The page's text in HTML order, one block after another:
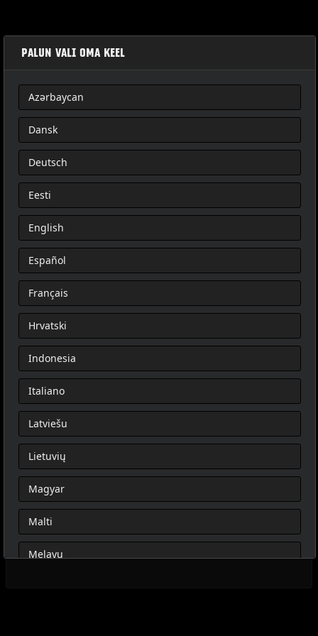
TOURING BAKSITS
PALUN VALI OMA KEEL
Azərbaycan
Dansk
Deutsch
Eesti
English
Español
Français
Hrvatski
Indonesia
Italiano
Latviešu
Lietuvių
Magyar
Malti
Melayu